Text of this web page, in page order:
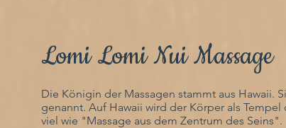
Lomi Lomi Nui Massage
Die Königin der Massagen stammt aus Hawaii.
genannt. Auf Hawaii wird der Körper als
viel wie "Massage aus dem Zentrum des Seins".